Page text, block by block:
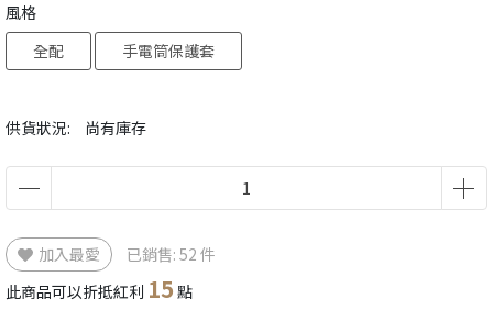
供貨狀況: 尚有庫存
風格
全配
手電筒保護套
加入最愛
已銷售: 52 件
此商品可以折抵紅利 15 點